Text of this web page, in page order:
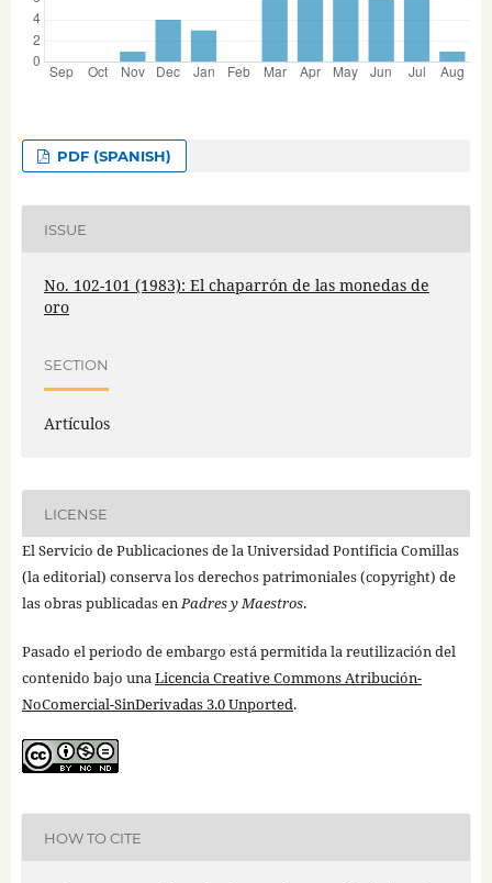
PDF (SPANISH)
ISSUE
No. 102-101 (1983): El chaparrón de las monedas de
oro
SECTION
Artículos
LICENSE
El Servicio de Publicaciones de la Universidad Pontificia Comillas
(la editorial) conserva los derechos patrimoniales (copyright) de
las obras publicadas enPadres y Maestros.
Pasado el periodo de embargo está permitida la reutilización del
contenido bajo unaLicencia Creative Commons Atribución-
NoComercial-SinDerivadas 3.0 Unported.
HOW TO CITE